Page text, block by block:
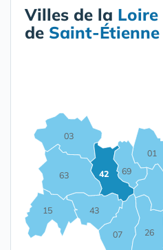
Villes de la Loire
de Saint-Étienne
01
03
07
15
26
42
43
63
69